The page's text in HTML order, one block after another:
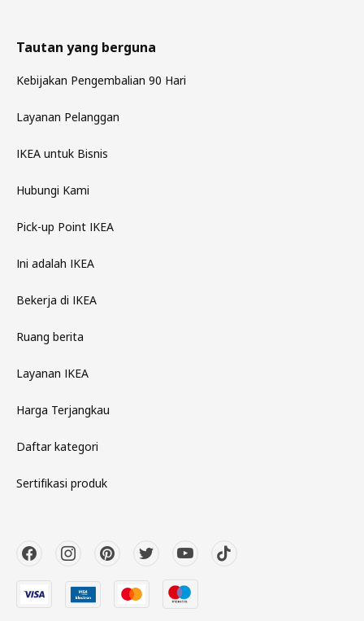
Tautan yang berguna
Kebijakan Pengembalian 90 Hari
Layanan Pelanggan
IKEA untuk Bisnis
Hubungi Kami
Pick-up Point IKEA
Ini adalah IKEA
Bekerja di IKEA
Ruang berita
Layanan IKEA
Harga Terjangkau
Daftar kategori
Sertifikasi produk